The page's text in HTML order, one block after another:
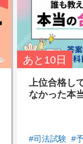
上位合格し
なかった本
#司法試験 #
あと 10日